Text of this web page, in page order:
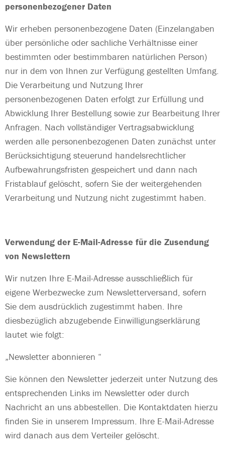
personenbezogener Daten
Wir erheben personenbezogene Daten (Einzelangaben
über persönliche oder sachliche Verhältnisse einer
bestimmten oder bestimmbaren natürlichen Person)
nur in dem von Ihnen zur Verfügung gestellten Umfang.
Die Verarbeitung und Nutzung Ihrer
personenbezogenen Daten erfolgt zur Erfüllung und
Abwicklung Ihrer Bestellung sowie zur Bearbeitung Ihrer
Anfragen. Nach vollständiger Vertragsabwicklung
werden alle personenbezogenen Daten zunächst unter
Berücksichtigung steuerund handelsrechtlicher
Aufbewahrungsfristen gespeichert und dann nach
Fristablauf gelöscht, sofern Sie der weitergehenden
Verarbeitung und Nutzung nicht zugestimmt haben.
Verwendung der E-Mail-Adresse für die Zusendung
von Newslettern
Wir nutzen Ihre E-Mail-Adresse ausschließlich für
eigene Werbezwecke zum Newsletterversand, sofern
Sie dem ausdrücklich zugestimmt haben. Ihre
diesbezüglich abzugebende Einwilligungserklärung
lautet wie folgt:
„Newsletter abonnieren “
Sie können den Newsletter jederzeit unter Nutzung des
entsprechenden Links im Newsletter oder durch
Nachricht an uns abbestellen. Die Kontaktdaten hierzu
finden Sie in unserem Impressum. Ihre E-Mail-Adresse
wird danach aus dem Verteiler gelöscht.